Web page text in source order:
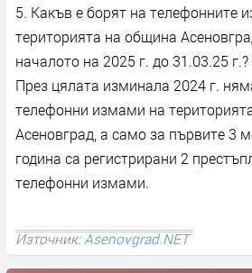
5. Какъв е борят на телефонните
територията на община
началото на 2025 г. до 31.03.25 г.?
През цялата изминала 2024 г.
телефонни измами на
Асеновград, а само за първите 3
година са регистрирани 2
телефонни измами.
Източник:Asenovgrad.NET